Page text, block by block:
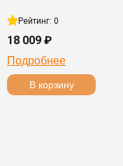
Рейтинг: 0
18 009 ₽
Подробнее
В корзину